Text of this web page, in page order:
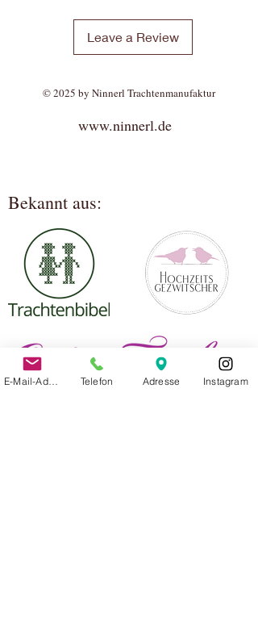
Leave a Review
© 2025 by Ninnerl Trachtenmanufaktur
www.ninnerl.de
Bekannt aus:
E-Mail-Adresse Telefon Adresse Instagram